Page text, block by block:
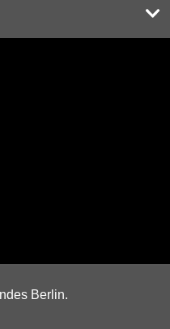
Berlin.